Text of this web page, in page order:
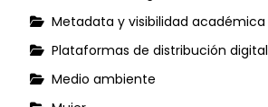
Metadata y visibilidad académica
Plataformas de distribución digital
Medio ambiente